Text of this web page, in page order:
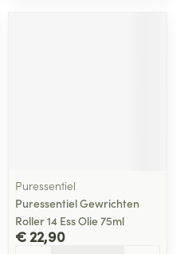
Puressentiel
Puressentiel Gewrichten
Roller 14 Ess Olie 75ml
€ 22,90